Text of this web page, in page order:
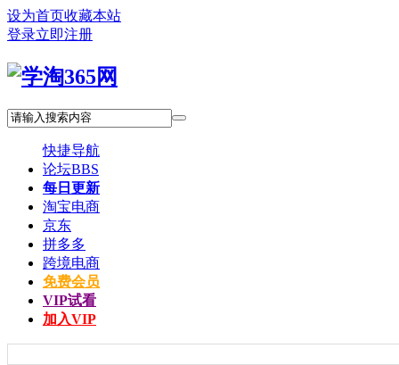
设为首页收藏本站
登录立即注册
快捷导航
论坛BBS
每日更新
淘宝电商
京东
拼多多
跨境电商
免费会员
VIP试看
加入VIP